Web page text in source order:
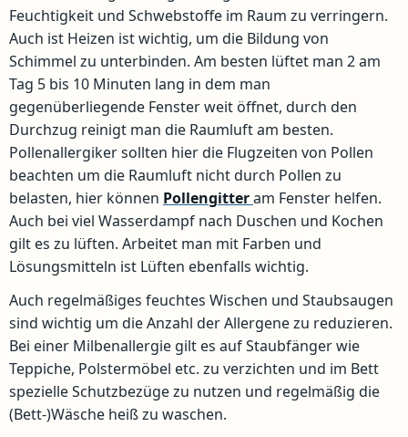
Feuchtigkeit und Schwebstoffe im Raum zu verringern.
Auch ist Heizen ist wichtig, um die Bildung von
Schimmel zu unterbinden. Am besten lüftet man 2 am
Tag 5 bis 10 Minuten lang in dem man
gegenüberliegende Fenster weit öffnet, durch den
Durchzug reinigt man die Raumluft am besten.
Pollenallergiker sollten hier die Flugzeiten von Pollen
beachten um die Raumluft nicht durch Pollen zu
belasten, hier können Pollengitteram Fenster helfen.
Auch bei viel Wasserdampf nach Duschen und Kochen
gilt es zu lüften. Arbeitet man mit Farben und
Lösungsmitteln ist Lüften ebenfalls wichtig.
Auch regelmäßiges feuchtes Wischen und Staubsaugen
sind wichtig um die Anzahl der Allergene zu reduzieren.
Bei einer Milbenallergie gilt es auf Staubfänger wie
Teppiche, Polstermöbel etc. zu verzichten und im Bett
spezielle Schutzbezüge zu nutzen und regelmäßig die
(Bett-)Wäsche heiß zu waschen.